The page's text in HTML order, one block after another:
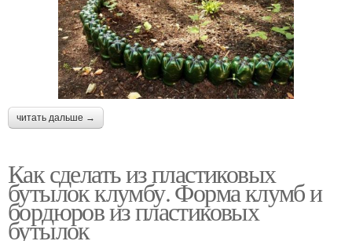
читать дальше →
Как сделать из пластиковых
бутылок клумбу. Форма клумб и
бордюров из пластиковых
бутылок